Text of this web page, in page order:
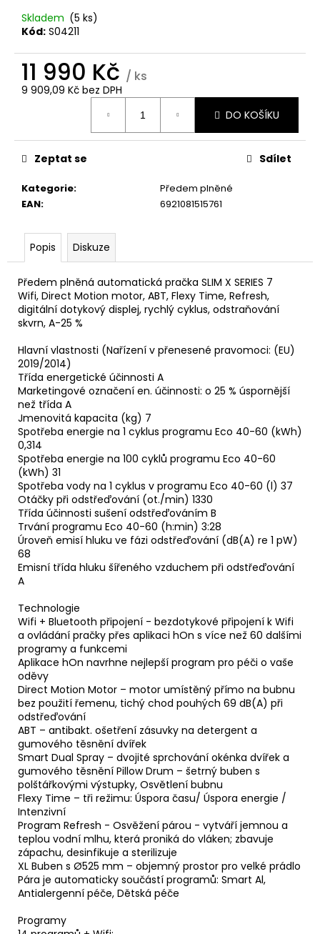
Skladem (5 ks)
Kód: S04211
11 990 Kč / ks
9 909,09 Kč bez DPH
DO KOŠÍKU
Kategorie:
Předem plněné
EAN: 6921081515761
Zeptat se Sdílet
Popis Diskuze
Předem plněná automatická pračka SLIM X SERIES 7
Wifi, Direct Motion motor, ABT, Flexy Time, Refresh,
digitální dotykový displej, rychlý cyklus, odstraňování
skvrn, A-25 %
Hlavní vlastnosti (Nařízení v přenesené pravomoci: (EU)
2019/2014)
Třída energetické účinnosti A
Marketingové označení en. účinnosti: o 25 % úspornější
než třída A
Jmenovitá kapacita (kg) 7
Spotřeba energie na 1 cyklus programu Eco 40-60 (kWh)
0,314
Spotřeba energie na 100 cyklů programu Eco 40-60
(kWh) 31
Spotřeba vody na 1 cyklus v programu Eco 40-60 (l) 37
Otáčky při odstřeďování (ot./min) 1330
Třída účinnosti sušení odstřeďováním B
Trvání programu Eco 40-60 (h:min) 3:28
Úroveň emisí hluku ve fázi odstřeďování (dB(A) re 1 pW)
68
Emisní třída hluku šířeného vzduchem při odstřeďování
A
Technologie
Wifi + Bluetooth připojení - bezdotykové připojení k Wifi
a ovládání pračky přes aplikaci hOn s více než 60 dalšími
programy a funkcemi
Aplikace hOn navrhne nejlepší program pro péči o vaše
oděvy
Direct Motion Motor – motor umístěný přímo na bubnu
bez použití řemenu, tichý chod pouhých 69 dB(A) při
odstřeďování
ABT – antibakt. ošetření zásuvky na detergent a
gumového těsnění dvířek
Smart Dual Spray – dvojité sprchování okénka dvířek a
gumového těsnění Pillow Drum – šetrný buben s
polštářkovými výstupky, Osvětlení bubnu
Flexy Time – tři režimu: Úspora času/ Úspora energie /
Intenzivní
Program Refresh - Osvěžení párou - vytváří jemnou a
teplou vodní mlhu, která proniká do vláken; zbavuje
zápachu, desinfikuje a sterilizuje
XL Buben s Ø525 mm – objemný prostor pro velké prádlo
Pára je automaticky součástí programů: Smart Al,
Antialergenní péče, Dětská péče
Programy
u
e
m
Kč